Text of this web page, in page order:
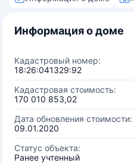
Информация о доме
Кадастровый номер:
18:26:041329:92
Кадастровая стоимость:
170 010 853,02
Дата обновления стоимости:
09.01.2020
Статус объекта:
Ранее учтенный